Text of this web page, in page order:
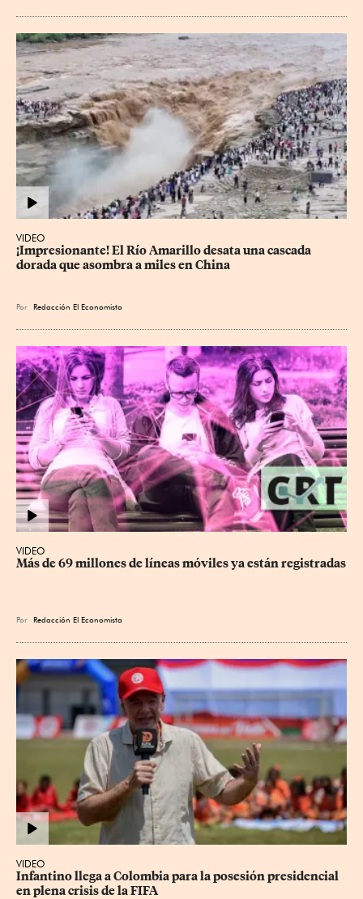
VIDEO
¡Impresionante! El Río Amarillo desata una cascada
dorada que asombra a miles en China
Por Redacción El Economista
VIDEO
Más de 69 millones de líneas móviles ya están registradas
Por Redacción El Economista
VIDEO
Infantino llega a Colombia para la posesión presidencial
en plena crisis de la FIFA